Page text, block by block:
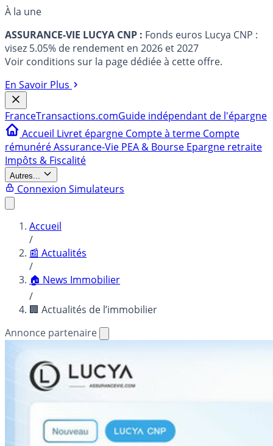
À la une
ASSURANCE-VIE LUCYA CNP : Fonds euros Lucya CNP :
visez 5.05% de rendement en 2026 et 2027
Voir conditions sur la page dédiée à cette offre.
En Savoir Plus
FranceTransactions.comGuide indépendant de l'épargne
Accueil Livret épargne Compte à terme Compte
rémunéréAssurance-Vie PEA & Bourse Epargne retraite
Impôts & Fiscalité
Autres...
Connexion Simulateurs
Accueil
/
📰 Actualités
/
🏠 News Immobilier
/
🏢 Actualités de l’immobilier
Annonce partenaire